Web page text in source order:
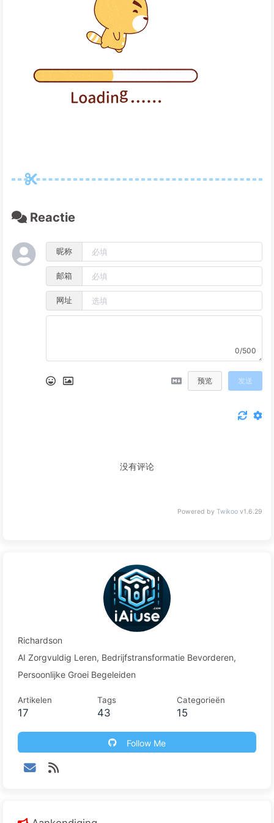
Reactie
昵称
邮箱
网址
0/500
预览 发送
没有评论
Powered by Twikoo v1.6.29
Richardson
AI Zorgvuldig Leren, Bedrijfstransformatie Bevorderen,
Persoonlijke Groei Begeleiden
Artikelen
17
Tags
43
Categorieën
15
Follow Me